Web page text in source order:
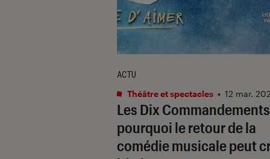
Les Dix Commandements
pourquoi le retour de la
comédie musicale peut
ACTU
Théâtre et spectacles • 12 mar.